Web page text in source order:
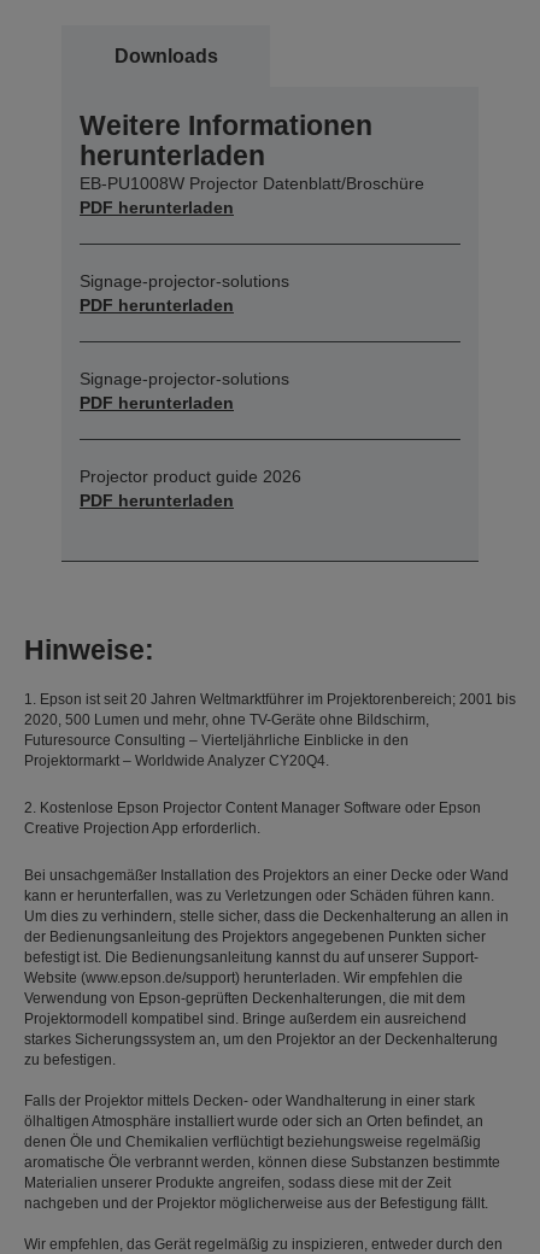
Downloads
Weitere Informationen
herunterladen
EB-PU1008W Projector Datenblatt/Broschüre
PDF herunterladen
Signage-projector-solutions
PDF herunterladen
Signage-projector-solutions
PDF herunterladen
Projector product guide 2026
PDF herunterladen
Hinweise:
1. Epson ist seit 20 Jahren Weltmarktführer im Projektorenbereich; 2001 bis
2020, 500 Lumen und mehr, ohne TV-Geräte ohne Bildschirm,
Futuresource Consulting – Vierteljährliche Einblicke in den
Projektormarkt – Worldwide Analyzer CY20Q4.
2. Kostenlose Epson Projector Content Manager Software oder Epson
Creative Projection App erforderlich.
Bei unsachgemäßer Installation des Projektors an einer Decke oder Wand
kann er herunterfallen, was zu Verletzungen oder Schäden führen kann.
Um dies zu verhindern, stelle sicher, dass die Deckenhalterung an allen in
der Bedienungsanleitung des Projektors angegebenen Punkten sicher
befestigt ist. Die Bedienungsanleitung kannst du auf unserer Support-
Website (www.epson.de/support) herunterladen. Wir empfehlen die
Verwendung von Epson-geprüften Deckenhalterungen, die mit dem
Projektormodell kompatibel sind. Bringe außerdem ein ausreichend
starkes Sicherungssystem an, um den Projektor an der Deckenhalterung
zu befestigen.
Falls der Projektor mittels Decken- oder Wandhalterung in einer stark
ölhaltigen Atmosphäre installiert wurde oder sich an Orten befindet, an
denen Öle und Chemikalien verflüchtigt beziehungsweise regelmäßig
aromatische Öle verbrannt werden, können diese Substanzen bestimmte
Materialien unserer Produkte angreifen, sodass diese mit der Zeit
nachgeben und der Projektor möglicherweise aus der Befestigung fällt.
Wir empfehlen, das Gerät regelmäßig zu inspizieren, entweder durch den